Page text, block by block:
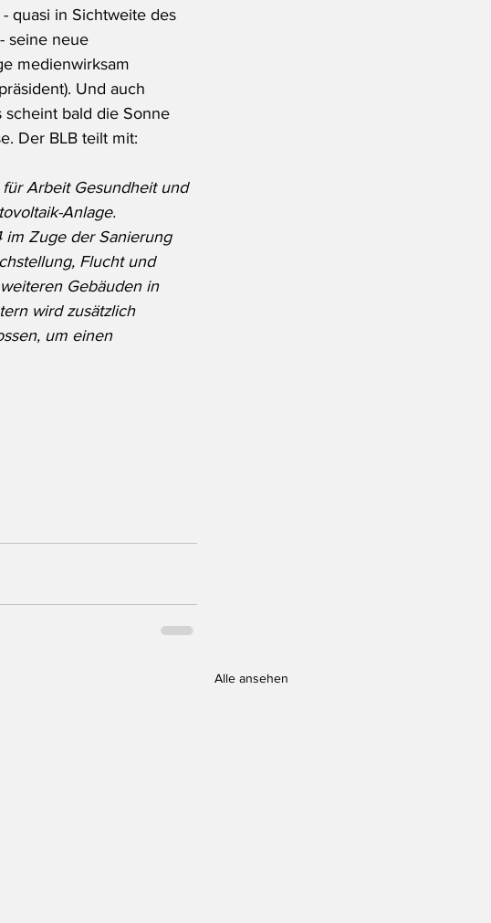
quasi in Sichtweite des
seine neue
medienwirksam
Und auch
scheint bald die Sonne
Der BLB teilt mit:
Arbeit Gesundheit und
Anlage.
im Zuge der Sanierung
Flucht und
Gebäuden in
wird zusätzlich
um einen
Alle ansehen